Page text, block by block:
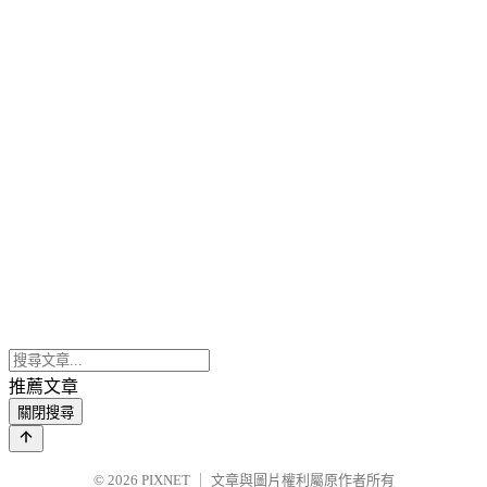
推薦文章
關閉搜尋
© 2026 PIXNET 文章與圖片權利屬原作者所有